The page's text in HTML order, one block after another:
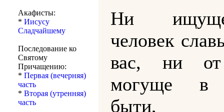
Акафисты:
* Иисусу
Сладчайшему
Последование ко
Святому
Причащению:
* Первая (вечерняя)
часть
* Вторая (утренняя)
часть
Ни
человек
вас, ни
могуще в
быти,